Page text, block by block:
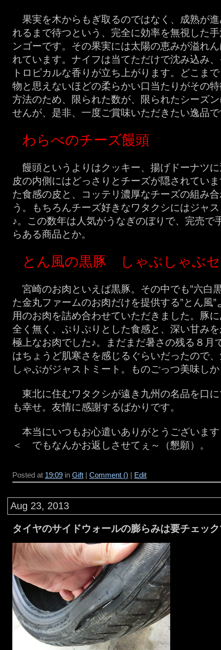
果実を木からもぎ取るのではなく、成熟が
れるまで待つという、完全に効率を無視した
ンゴーです。その果実には太陽の恵みが溢れ
れています。ナイフは当てただけで沈み込み
トロピカルな香りが立ち上がります。どこま
物と思えないほどの柔らかい口当たりがその
方法のため、限られた数が、限られたシーズ
せんが、是非、一度ご賞味いただきたい逸品
わらべのチーズ饅頭
饅頭というよりはクッキー、揚げドーナツ
皮の内側にはどっさりとチーズが隠されてい
た食感の皮と、コッテリ濃厚なチーズの組み
う。もちろんチーズ好きなワタクシにはジャ
♪。この数年は人気がうなぎのぼりで、完売で
らある商品とか。
とん風の黒豚 しゃぶしゃぶ
宮崎のお肉といえば黒豚。その中でも”六白
た金丸ファームのお肉だけを提供する”とん風
用のお肉を詰め合わせていただきました。豚
全く無く、ぷりぷりとした食感と、深い甘み
極上なお肉でした♪。まだまだ暑さの残る８月
はちょうど肌寒さを感じるぐらいだったので
しゃぶがジャストミート。ものごっつ美味し
東北に住むワタクシが遠き九州の名品を口
も幸せ。友情に感謝するばかりです。
本当にいつもお心遣いありがとうござい
＜ でもなんかお返しさせてぇ～（懇願）。
Posted at 19:09 in Gift | Comment () | Edit
Aug 23, 2013
タイヤのサイドウォールの膨らみは要チェッ